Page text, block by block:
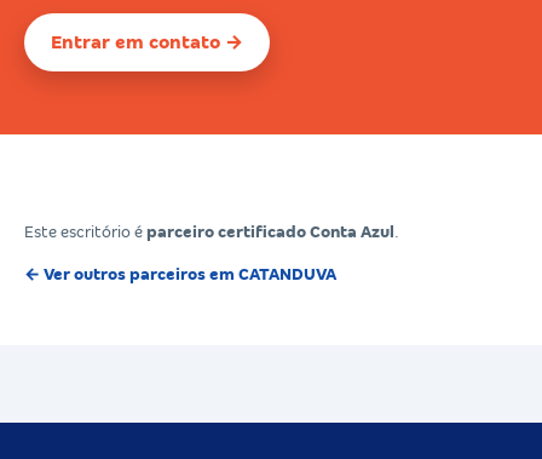
Entrar em contato →
Este escritório é parceiro certificado Conta Azul
← Ver outros parceiros em CATANDUVA